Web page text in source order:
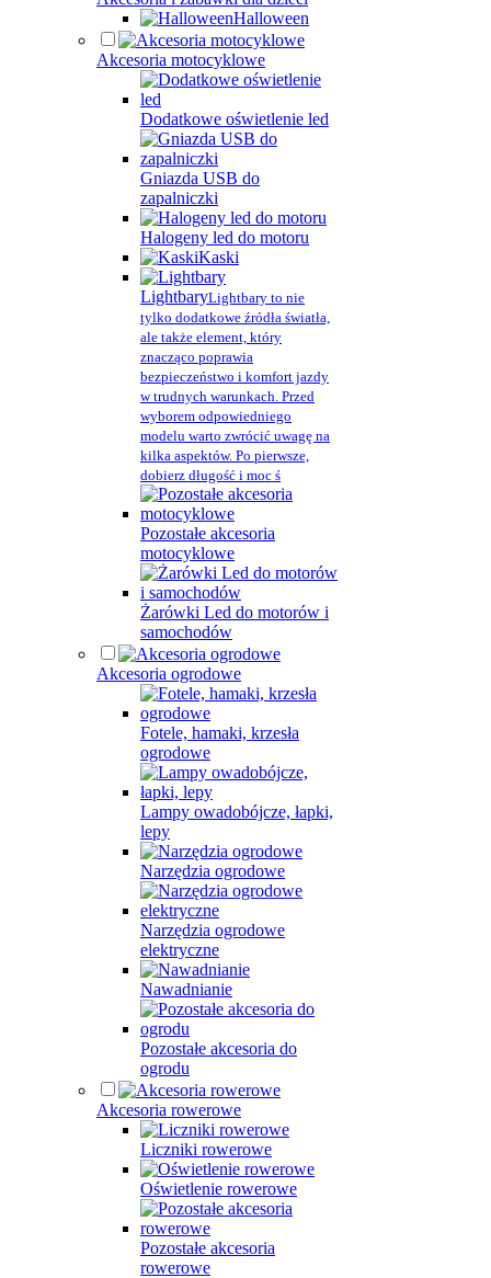
Halloween
Akcesoria motocyklowe
Dodatkowe oświetlenie led
Gniazda USB do
zapalniczki
Halogeny led do motoru
Kaski
LightbaryLightbary to nie
tylko dodatkowe źródła światła,
ale także element, który
znacząco poprawia
bezpieczeństwo i komfort jazdy
w trudnych warunkach. Przed
wyborem odpowiedniego
modelu warto zwrócić uwagę na
kilka aspektów. Po pierwsze,
dobierz długość i moc ś
Pozostałe akcesoria
motocyklowe
Żarówki Led do motorów i
samochodów
Akcesoria ogrodowe
Fotele, hamaki, krzesła
ogrodowe
Lampy owadobójcze, łapki,
lepy
Narzędzia ogrodowe
Narzędzia ogrodowe
elektryczne
Nawadnianie
Pozostałe akcesoria do
ogrodu
Akcesoria rowerowe
Liczniki rowerowe
Oświetlenie rowerowe
Pozostałe akcesoria
rowerowe